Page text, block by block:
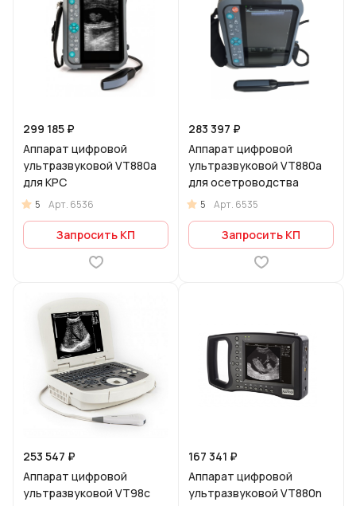
299 185 ₽
Аппарат цифровой
ультразвуковой VT880a
для КРС
5 Арт. 6536
Запросить КП
283 397 ₽
Аппарат цифровой
ультразвуковой VT880a
для осетроводства
5 Арт. 6535
Запросить КП
253 547 ₽
Аппарат цифровой
ультразвуковой VT98c
167 341 ₽
Аппарат цифровой
ультразвуковой VT880n